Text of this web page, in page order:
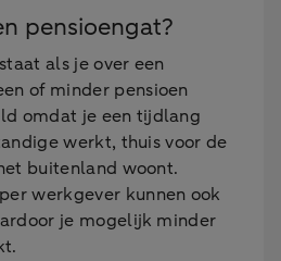
pensioengat?
als je over een
of minder pensioen
omdat je een tijdlang
werkt, thuis voor de
buitenland woont.
werkgever kunnen ook
je mogelijk minder